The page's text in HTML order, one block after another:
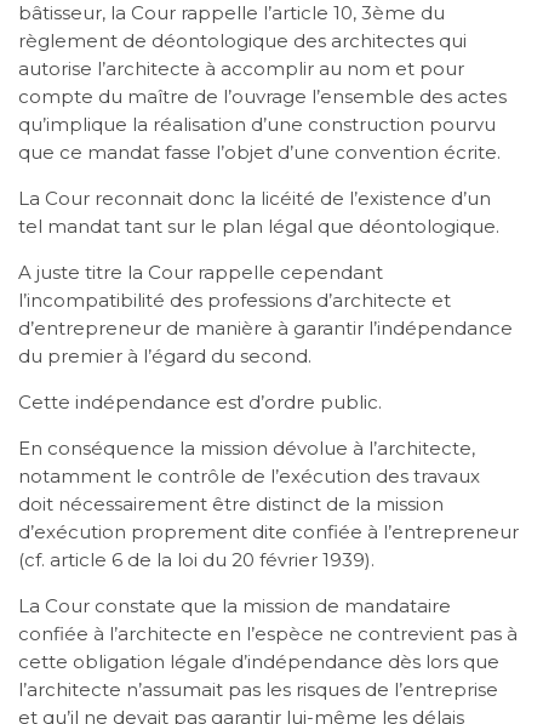
bâtisseur, la Cour rappelle l’article 10, 3ème du
règlement de déontologique des architectes qui
autorise l’architecte à accomplir au nom et pour
compte du maître de l’ouvrage l’ensemble des actes
qu’implique la réalisation d’une construction pourvu
que ce mandat fasse l’objet d’une convention écrite.
La Cour reconnait donc la licéité de l’existence d’un
tel mandat tant sur le plan légal que déontologique.
A juste titre la Cour rappelle cependant
l’incompatibilité des professions d’architecte et
d’entrepreneur de manière à garantir l’indépendance
du premier à l’égard du second.
Cette indépendance est d’ordre public.
En conséquence la mission dévolue à l’architecte,
notamment le contrôle de l’exécution des travaux
doit nécessairement être distinct de la mission
d’exécution proprement dite confiée à l’entrepreneur
(cf. article 6 de la loi du 20 février 1939).
La Cour constate que la mission de mandataire
confiée à l’architecte en l’espèce ne contrevient pas à
cette obligation légale d’indépendance dès lors que
l’architecte n’assumait pas les risques de l’entreprise
et qu’il ne devait pas garantir lui-même les délais